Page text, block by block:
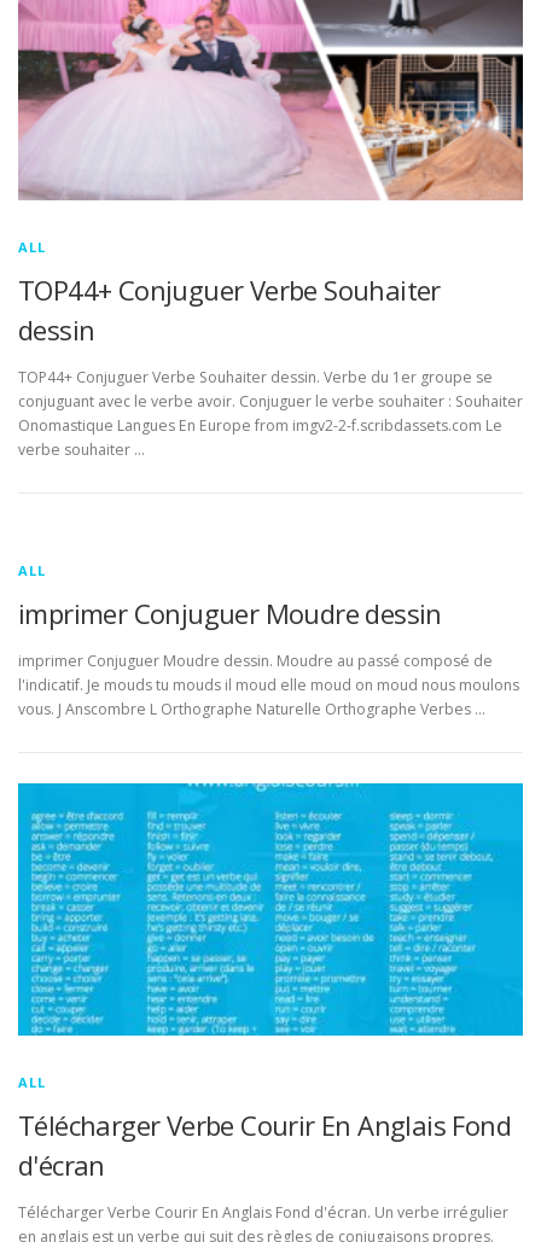
ALL
TOP44+ Conjuguer Verbe Souhaiter
dessin
TOP44+ Conjuguer Verbe Souhaiter dessin. Verbe du 1er groupe se
conjuguant avec le verbe avoir. Conjuguer le verbe souhaiter : Souhaiter
Onomastique Langues En Europe from imgv2-2-f.scribdassets.com Le
verbe souhaiter …
ALL
imprimer Conjuguer Moudre dessin
imprimer Conjuguer Moudre dessin. Moudre au passé composé de
l'indicatif. Je mouds tu mouds il moud elle moud on moud nous moulons
vous. J Anscombre L Orthographe Naturelle Orthographe Verbes …
ALL
Télécharger Verbe Courir En Anglais Fond
d'écran
Télécharger Verbe Courir En Anglais Fond d'écran. Un verbe irrégulier
en anglais est un verbe qui suit des règles de conjugaisons propres.